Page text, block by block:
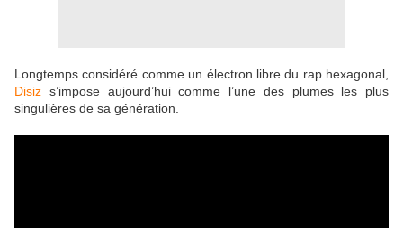
Longtemps considéré comme un électron libre du rap hexagonal,
Disiz s’impose aujourd’hui comme l’une des plumes les plus
singulières de sa génération.